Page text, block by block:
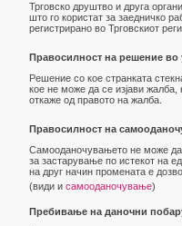
Трговско друштво и друга
што го користат за заедничко
регистрирано во Трговскиот
Правосилност на решение во
Решение со кое странката
кое не може да се изјави
откаже од правото на жалба.
Правосилност на
Самооданочувањето не може да
за застарување по истекот на
на друг начин промената е
(види и самооданочување)
Пребивање на даночни